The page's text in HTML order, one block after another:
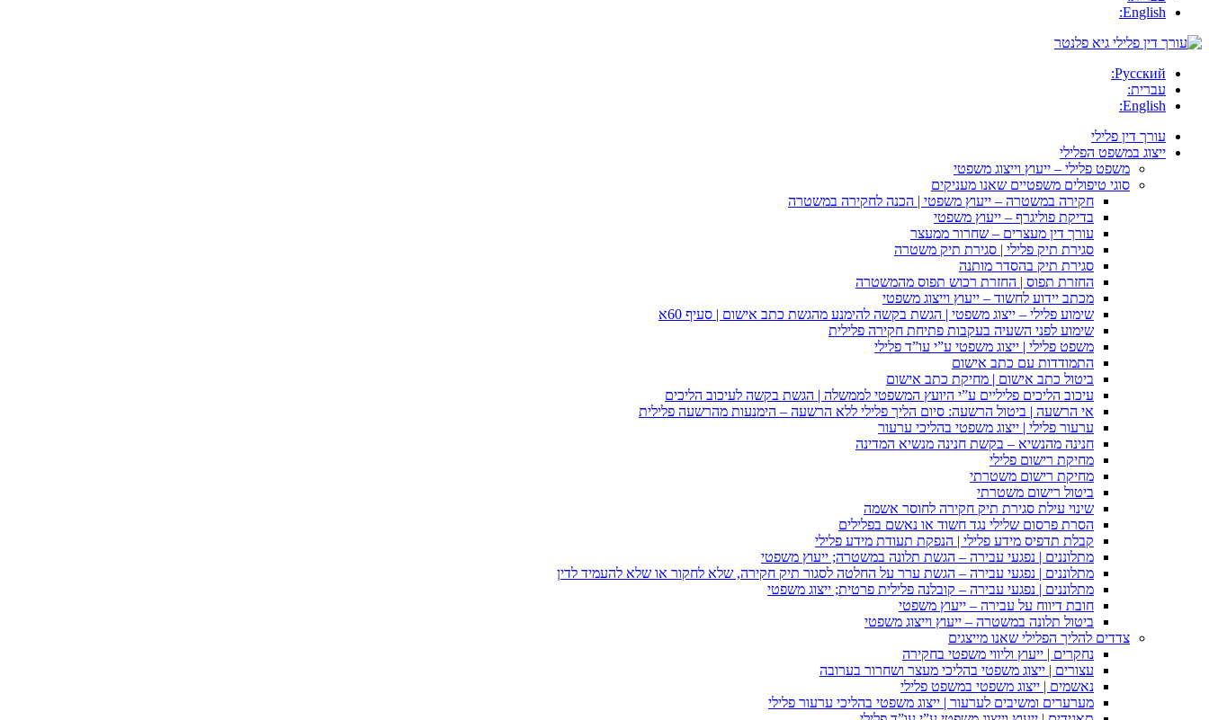
English:
Русский:
עברית:
English:
עורך דין פלילי
ייצוג במשפט הפלילי
משפט פלילי – ייעוץ וייצוג משפטי
סוגי טיפולים משפטיים שאנו מעניקים
חקירה במשטרה – ייעוץ משפטי | הכנה לחקירה במשטרה
בדיקת פוליגרף – ייעוץ משפטי
עורך דין מעצרים – שחרור ממעצר
סגירת תיק פלילי | סגירת תיק משטרה
סגירת תיק בהסדר מותנה
החזרת תפוס | החזרת רכוש תפוס מהמשטרה
מכתב יידוע לחשוד – ייעוץ וייצוג משפטי
שימוע פלילי – ייצוג משפטי | הגשת בקשה להימנע מהגשת כתב אישום | סעיף 60א
שימוע לפני השעיה בעקבות פתיחת חקירה פלילית
משפט פלילי | ייצוג משפטי ע”י עו”ד פלילי
התמודדות עם כתב אישום
ביטול כתב אישום | מחיקת כתב אישום
עיכוב הליכים פליליים ע”י היועץ המשפטי לממשלה | הגשת בקשה לעיכוב הליכים
אי הרשעה | ביטול הרשעה: סיום הליך פלילי ללא הרשעה – הימנעות מהרשעה פלילית
ערעור פלילי | ייצוג משפטי בהליכי ערעור
חנינה מהנשיא – בקשת חנינה מנשיא המדינה
מחיקת רישום פלילי
מחיקת רישום משטרתי
ביטול רישום משטרתי
שינוי עילת סגירת תיק חקירה לחוסר אשמה
הסרת פרסום שלילי נגד חשוד או נאשם בפלילים
קבלת תדפיס מידע פלילי | הנפקת תעודת מידע פלילי
מתלוננים | נפגעי עבירה – הגשת תלונה במשטרה; ייעוץ משפטי
מתלוננים | נפגעי עבירה – הגשת ערר על החלטה לסגור תיק חקירה, שלא לחקור או שלא להעמיד לדין
מתלוננים | נפגעי עבירה – קובלנה פלילית פרטית; ייצוג משפטי
חובת דיווח על עבירה – ייעוץ משפטי
ביטול תלונה במשטרה – ייעוץ וייצוג משפטי
צדדים להליך הפלילי שאנו מייצגים
נחקרים | ייעוץ וליווי משפטי בחקירה
עצורים | ייצוג משפטי בהליכי מעצר ושחרור בערובה
נאשמים | ייצוג משפטי במשפט פלילי
מערערים ומשיבים לערעור | ייצוג משפטי בהליכי ערעור פלילי